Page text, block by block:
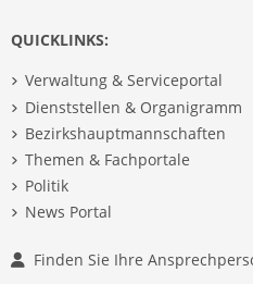
QUICKLINKS:
Verwaltung & Serviceportal
Dienststellen & Organigramm
Bezirkshauptmannschaften
Themen & Fachportale
Politik
News Portal
Finden Sie Ihre